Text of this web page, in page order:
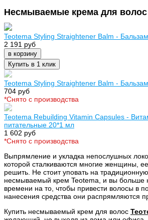
Несмываемые крема для волос
Teotema Styling Straightener Balm -
2 191 руб
в корзину
Купить в 1 клик
Teotema Styling Straightener Balm -
704 руб
*Cнято с производства
Teotema Rebuilding Vitamin Capsules -
питательные 20*1 мл
1 602 руб
*Cнято с производства
Выпрямление и укладка непослушных
которой сталкиваются многие женщины,
решить. Не стоит уповать на
несмываемый крем Teotema, и вы больше
времени на то, чтобы привести волосы в
нанесения средства они распрямляются
Купить несмываемый крем для волос